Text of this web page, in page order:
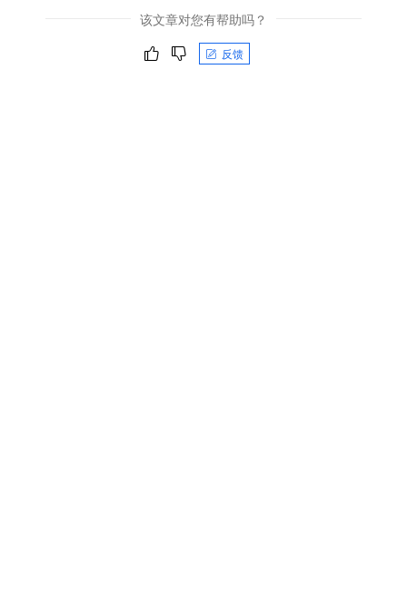
该文章对您有帮助吗？
反馈